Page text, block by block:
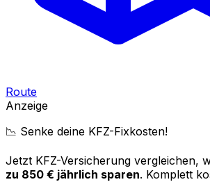
Route
Anzeige
📉 Senke deine KFZ-Fixkosten!
Jetzt KFZ-Versicherung vergleichen,
zu 850 € jährlich sparen. Komplett